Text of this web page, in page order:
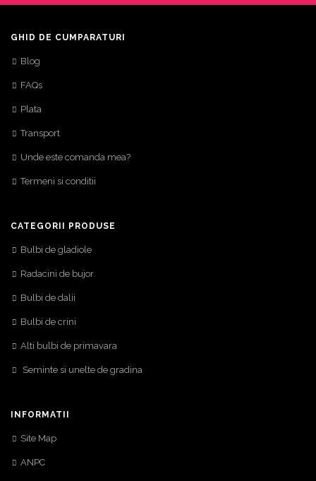
GHID DE CUMPARATURI
Blog
FAQs
Plata
Transport
Unde este comanda mea?
Termeni si conditii
CATEGORII PRODUSE
Bulbi de gladiole
Radacini de bujor
Bulbi de dalii
Bulbi de crini
Alti bulbi de primavara
Seminte si unelte de gradina
INFORMATII
Site Map
ANPC